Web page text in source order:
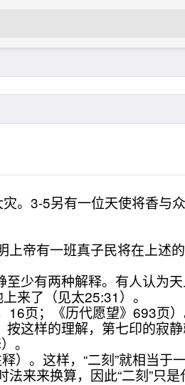
。3-5另有一位天使将香与
帝有一班真子民将在上述
少有两种解释。有人认为
来了（见太25:31）。
页；《历代愿望》693页
这样的理解，第七印的寂
。
。这样，“二刻”就相当于
来来换算，因此“二刻”只